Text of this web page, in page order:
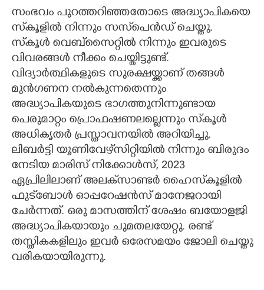
സംഭവം പുറത്തറിഞ്ഞതോടെ അദ്ധ്യാപികയെ
സ്‌കൂളിൽ നിന്നും സസ്‌പെൻഡ് ചെയ്തു.
സ്‌കൂൾ വെബ്‌സൈറ്റിൽ നിന്നും ഇവരുടെ
വിവരങ്ങൾ നീക്കം ചെയ്തിട്ടുണ്ട്.
വിദ്യാർത്ഥികളുടെ സുരക്ഷയ്ക്കാണ് തങ്ങൾ
മുൻഗണന നൽകുന്നതെന്നും
അദ്ധ്യാപികയുടെ ഭാഗത്തുനിന്നുണ്ടായ
പെരുമാറ്റം പ്രൊഫഷണലല്ലെന്നും സ്‌കൂൾ
അധികൃതർ പ്രസ്താവനയിൽ അറിയിച്ചു.
ലിബർട്ടി യൂണിവേഴ്‌സിറ്റിയിൽ നിന്നും ബിരുദം
നേടിയ മാരിസ് നിക്കോൾസ്, 2023
ഏപ്രിലിലാണ് അലക്‌സാണ്ടർ ഹൈസ്‌കൂളിൽ
ഫുട്‌ബോൾ ഓപ്പറേഷൻസ് മാനേജറായി
ചേർന്നത്. ഒരു മാസത്തിന് ശേഷം ബയോളജി
അദ്ധ്യാപികയായും ചുമതലയേറ്റു. രണ്ട്
തസ്തികകളിലും ഇവർ ഒരേസമയം ജോലി ചെയ്തു
വരികയായിരുന്നു.